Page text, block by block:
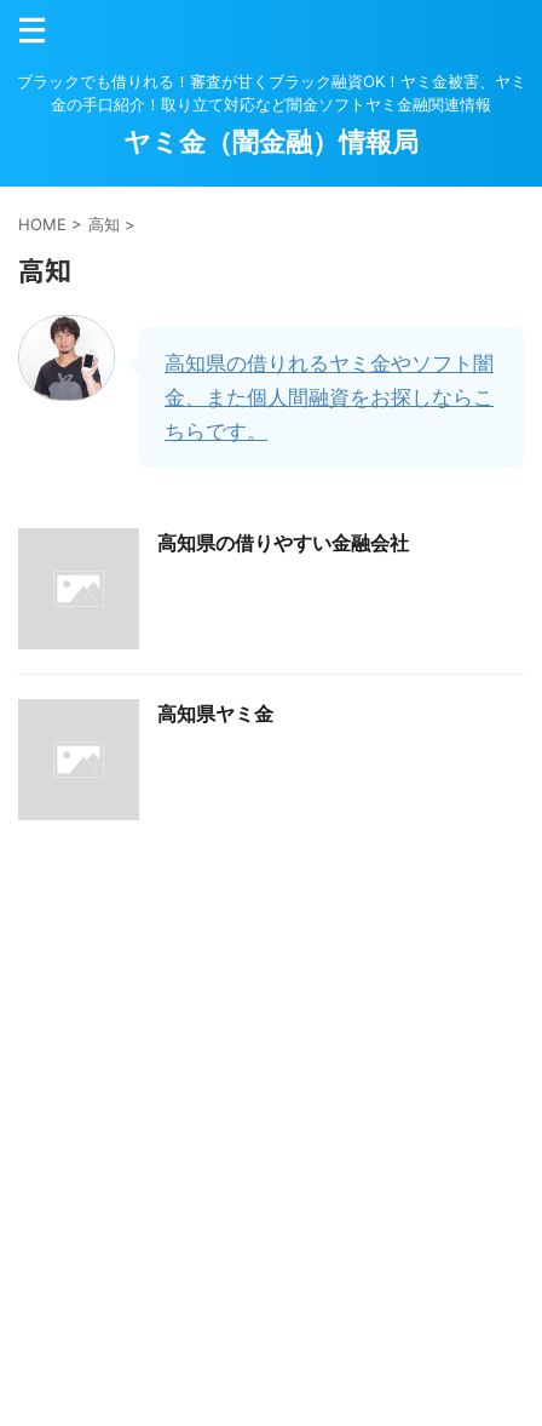
ブラックでも借りれる！審査が甘くブラック融資OK！ヤミ金被害、ヤミ
金の手口紹介！取り立て対応など闇金ソフトヤミ金融関連情報
ヤミ金（闇金融）情報局
HOME > 高知 >
高知
高知県の借りれるヤミ金やソフト闇
金、また個人間融資をお探しならこ
ちらです。
高知県の借りやすい金融会社
高知県ヤミ金